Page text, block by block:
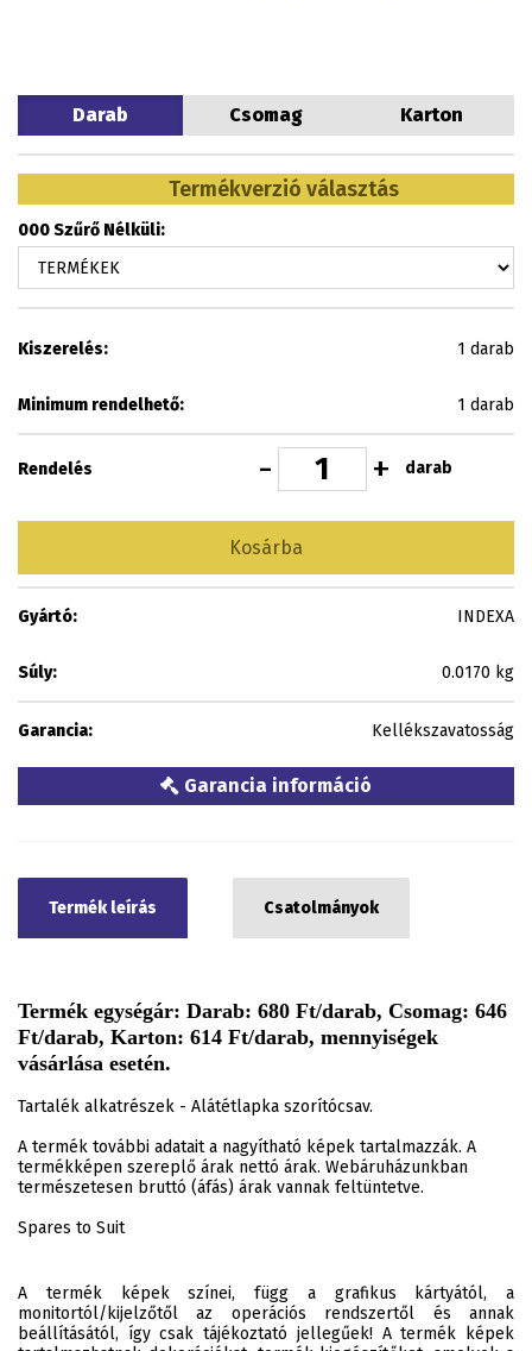
Darab Csomag Karton
Termékverzió választás
000 Szűrő Nélküli:
Kiszerelés: 1 darab
Minimum rendelhető: 1 darab
Rendelés - + darab
Kosárba
Gyártó: INDEXA
Súly: 0.0170 kg
Garancia: Kellékszavatosság
Garancia információ
Termék leírás Csatolmányok
Termék egységár: Darab: 680 Ft/darab, Csomag: 646
Ft/darab, Karton: 614 Ft/darab, mennyiségek
vásárlása esetén.
Tartalék alkatrészek - Alátétlapka szorítócsav.
A termék további adatait a nagyítható képek tartalmazzák. A
termékképen szereplő árak nettó árak. Webáruházunkban
természetesen bruttó (áfás) árak vannak feltüntetve.
Spares to Suit
A termék képek színei, függ a grafikus kártyától, a
monitortól/kijelzőtől az operációs rendszertől és annak
beállításától, így csak tájékoztató jellegűek! A termék képek